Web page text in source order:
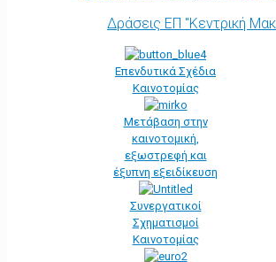
Δράσεις ΕΠ "Κεντρική
Επενδυτικά Σχέδια
Καινοτομίας
Μετάβαση στην
καινοτομική,
εξωστρεφή και
έξυπνη εξειδίκευση
Συνεργατικοί
Σχηματισμοί
Καινοτομίας